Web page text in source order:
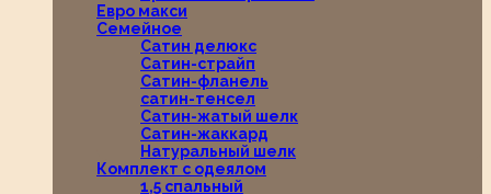
Евро макси
Семейное
Сатин делюкс
Сатин-страйп
Сатин-фланель
сатин-тенсел
Сатин-жатый шелк
Сатин-жаккард
Натуральный шелк
Комплект с одеялом
1,5 спальный